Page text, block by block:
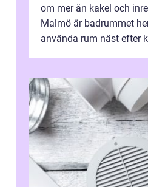
om mer än kakel och
Malmö är badrummet
använda rum näst efter